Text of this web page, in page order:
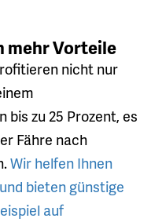
mehr Vorteile
nicht nur
bis zu 25 Prozent, es
Fähre nach
Wir helfen Ihnen
bieten günstige
auf